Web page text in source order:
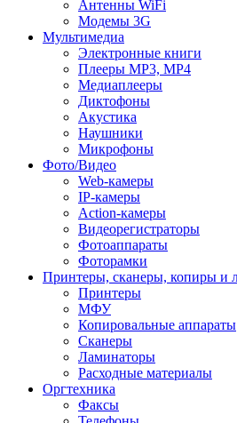
Антенны WiFi
Модемы 3G
Мультимедиа
Электронные книги
Плееры MP3, MP4
Медиаплееры
Диктофоны
Акустика
Наушники
Микрофоны
Фото/Видео
Web-камеры
IP-камеры
Action-камеры
Видеорегистраторы
Фотоаппараты
Фоторамки
Принтеры, сканеры, копиры и
Принтеры
МФУ
Копировальные аппараты
Сканеры
Ламинаторы
Расходные материалы
Оргтехника
Факсы